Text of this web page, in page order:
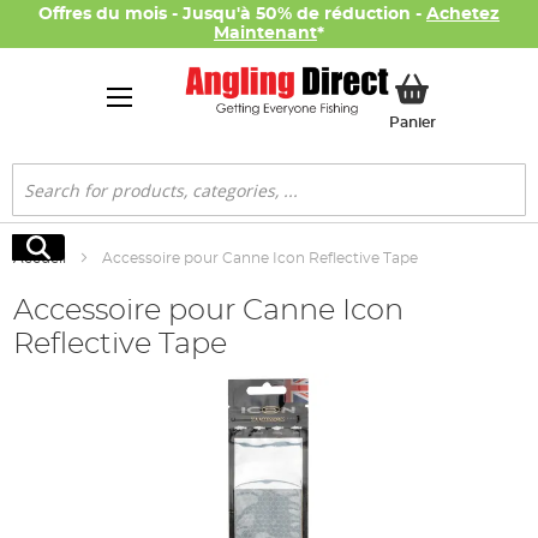
Offres du mois - Jusqu'à 50% de réduction - Achetez
Maintenant*
PanierMon panier
Rechercher
Rechercher
Accueil Accessoire pour Canne Icon Reflective Tape
Accessoire pour Canne Icon
Reflective Tape